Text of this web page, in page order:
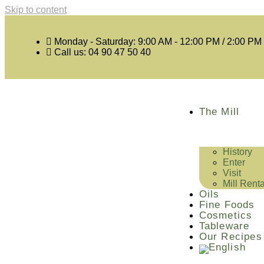
Skip to content
Monday - Saturday: 9:00 AM - 12:00 PM / 2:00 PM
Call us: 04 90 47 50 40
The Mill
History
Enter
Visit
Mill Rental
Oils
Fine Foods
Cosmetics
Tableware
Our Recipes